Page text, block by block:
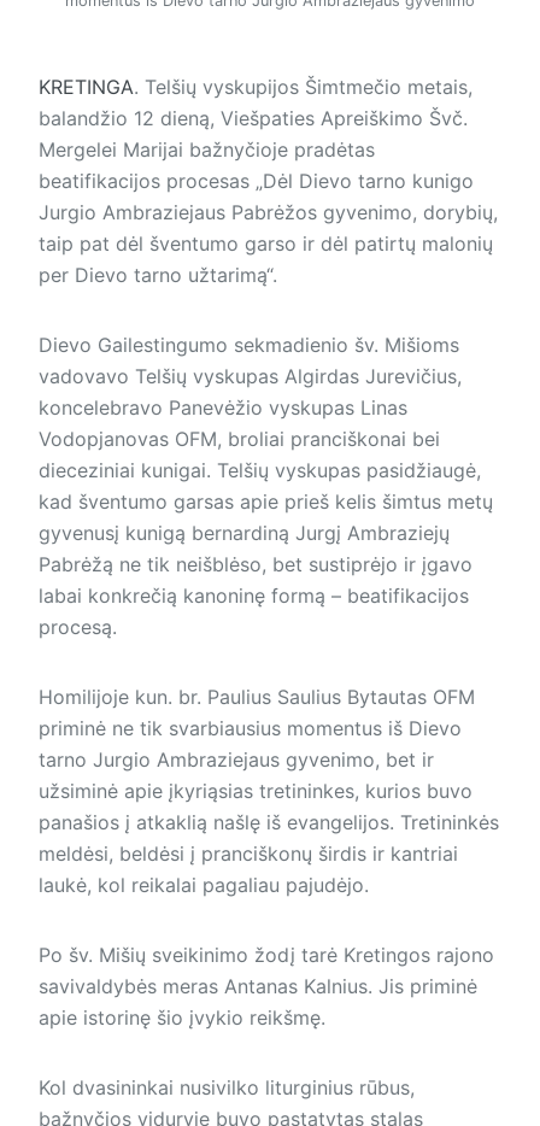
KRETINGA. Telšių vys­ku­pijos Šimtmečio metais,
balandžio 12 dieną, Viešpaties Apreiškimo Švč.
Mergelei Marijai bažnyčioje pradėtas
beatifikacijos procesas „Dėl Dievo tarno kunigo
Jurgio Ambraziejaus Pabrėžos gyvenimo, dorybių,
taip pat dėl šventumo garso ir dėl patirtų malonių
per Dievo tarno užtarimą“.
Dievo Gailestingumo sekmadienio šv. Mišioms
vadovavo Telšių vyskupas Algirdas Jurevičius,
koncelebravo Panevėžio vyskupas Linas
Vodopjanovas OFM, broliai pranciškonai bei
dieceziniai kunigai. Telšių vyskupas pasidžiaugė,
kad šventumo garsas apie prieš kelis šimtus metų
gyvenusį kunigą bernardiną Jurgį Ambraziejų
Pabrėžą ne tik neišblėso, bet sustiprėjo ir įgavo
labai konkrečią kanoninę formą – beatifikacijos
procesą.
Homilijoje kun. br. Paulius Saulius Bytautas OFM
priminė ne tik svarbiausius momentus iš Dievo
tarno Jurgio Ambraziejaus gyvenimo, bet ir
užsiminė apie įkyriąsias tre­ti­nin­kes, kurios buvo
panašios į atkaklią našlę iš evangelijos. Tretininkės
meldėsi, beldėsi į pranciškonų širdis ir kantriai
laukė, kol reikalai pagaliau pajudėjo.
Po šv. Mišių sveikinimo žodį tarė Kretingos rajono
savivaldybės meras Antanas Kalnius. Jis priminė
apie istorinę šio įvykio reikšmę.
Kol dvasininkai nusivilko liturginius rūbus,
bažnyčios viduryje buvo pastatytas stalas